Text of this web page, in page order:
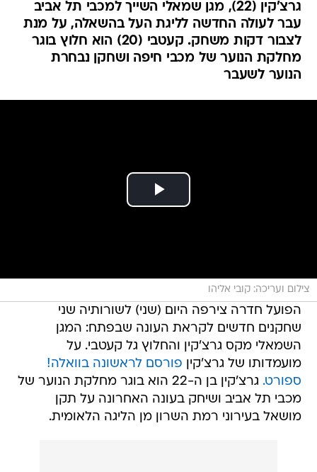
גרצ'קין (22), מגן שמאלי השייך למכבי תל אביב
עבר לעולה החדשה לליגת העל בהשאלה, על מנת
לצבור דקות משחק. קעטבי (20) הוא חלוץ בוגר
מחלקת הנוער של מכבי חיפה ושחקן נבחרת
הנוער לשעבר
צילום ועריכה: קובי אליהו
הפועל חדרה צירפה היום (שני) לשורותיה שני
שחקנים חדשים לקראת העונה שבפתח: המגן
השמאלי מקס גרצ'קין והחלוץ גל קעטבי. על
מועמדותו של גרצ'קין פורסם לראשונה בוואלה!
ספורט.
גרצ'קין בן ה-22 הוא בוגר מחלקת הנוער של
מכבי תל אביב ושיחק בעונה האחרונה על תקן
מושאל בעירוני רמת השרון מן הליגה הלאומית.